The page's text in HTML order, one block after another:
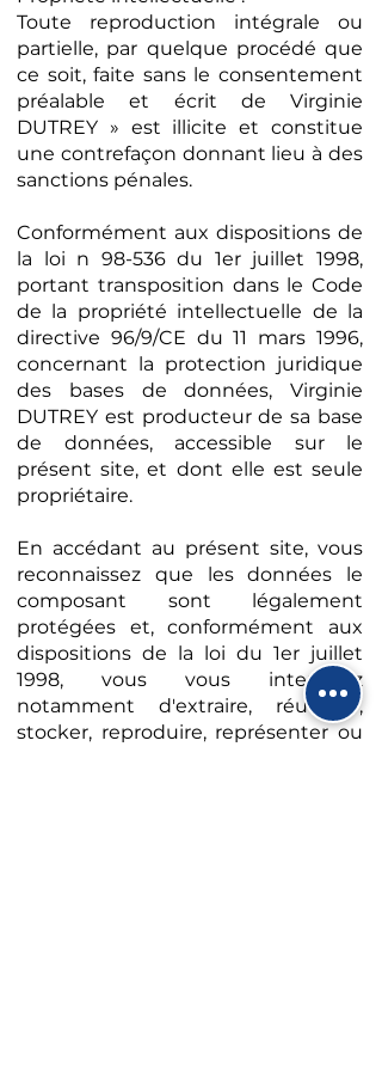
Toute reproduction intégrale ou
partielle, par quelque procédé que
ce soit, faite sans le consentement
préalable et écrit de Virginie
DUTREY » est illicite et constitue
une contrefaçon donnant lieu à des
sanctions pénales.
Conformément aux dispositions de
la loi n 98-536 du 1er juillet 1998,
portant transposition dans le Code
de la propriété intellectuelle de la
directive 96/9/CE du 11 mars 1996,
concernant la protection juridique
des bases de données, Virginie
DUTREY est producteur de sa base
de données, accessible sur le
présent site, et dont elle est seule
propriétaire.
En accédant au présent site, vous
reconnaissez que les données le
composant sont légalement
protégées et, conformément aux
dispositions de la loi du 1er juillet
1998, vous vous interdisez
notamment d'extraire, réutiliser,
stocker, reproduire, représenter ou